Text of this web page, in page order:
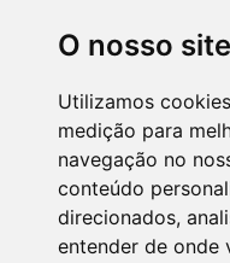
O nosso
Utilizamos
medição para
navegação no
conteúdo
direcionados,
entender de onde